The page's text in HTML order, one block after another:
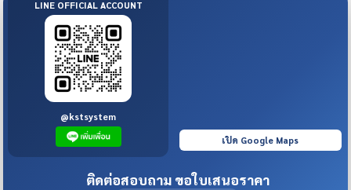
LINE OFFICIAL ACCOUNT
@kstsystem
ติดต่อสอบถาม ขอใบเสนอราคา
เปิด Google Maps